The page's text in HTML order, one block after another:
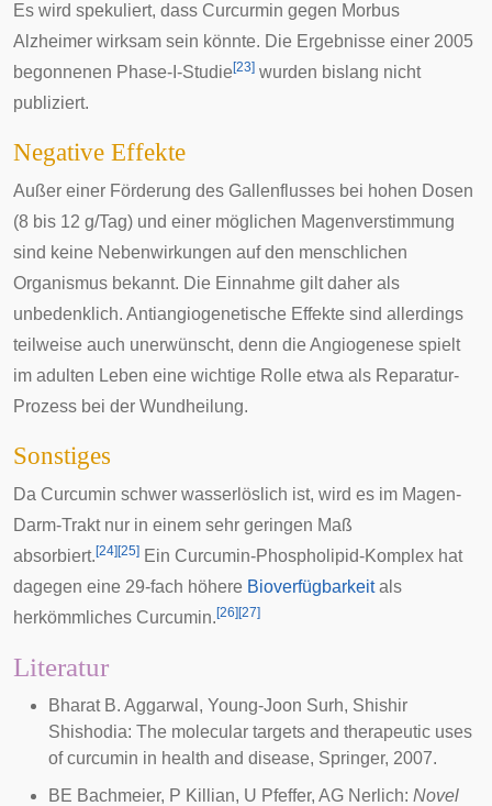
Es wird spekuliert, dass Curcurmin gegen Morbus
Alzheimer wirksam sein könnte. Die Ergebnisse einer 2005
begonnenen Phase-I-Studie [23] wurden bislang nicht
publiziert.
Negative Effekte
Außer einer Förderung des Gallenflusses bei hohen Dosen
(8 bis 12 g/Tag) und einer möglichen Magenverstimmung
sind keine Nebenwirkungen auf den menschlichen
Organismus bekannt. Die Einnahme gilt daher als
unbedenklich. Antiangiogenetische Effekte sind allerdings
teilweise auch unerwünscht, denn die Angiogenese spielt
im adulten Leben eine wichtige Rolle etwa als Reparatur-
Prozess bei der Wundheilung.
Sonstiges
Da Curcumin schwer wasserlöslich ist, wird es im Magen-
Darm-Trakt nur in einem sehr geringen Maß
absorbiert. [24] [25] Ein Curcumin-Phospholipid-Komplex hat
dagegen eine 29-fach höhere Bioverfügbarkeitals
herkömmliches Curcumin. [26] [27]
Literatur
Bharat B. Aggarwal, Young-Joon Surh, Shishir
Shishodia: The molecular targets and therapeutic uses
of curcumin in health and disease, Springer, 2007.
BE Bachmeier, P Killian, U Pfeffer, AG Nerlich: Novel